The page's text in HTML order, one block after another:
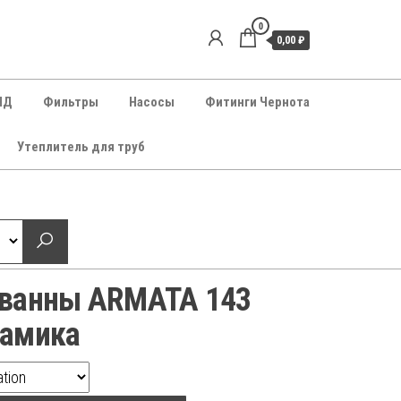
0
0,00 ₽
Фильтры Насосы Фитинги Чернота
Утеплитель для труб
ARMATA 143